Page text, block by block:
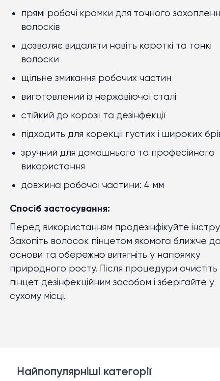
прямі робочі кромки для точного
волосків
дозволяє видаляти навіть короткі та тонкі
волоски
щільне змикання робочих частин
виготовлений із нержавіючої сталі
стійкий до корозії та дезінфекції
підходить для корекції густих і широких
зручний для домашнього та професійного
використання
довжина робочої частини: 4 мм
Спосіб застосування:
Перед використанням продезінфікуйте
Захопіть волосок пінцетом якомога ближче
основи та обережно витягніть у напрямку
природного росту. Після процедури очистіть
пінцет дезінфекційним засобом і зберігайте у
сухому місці.
Найпопулярніші категорії